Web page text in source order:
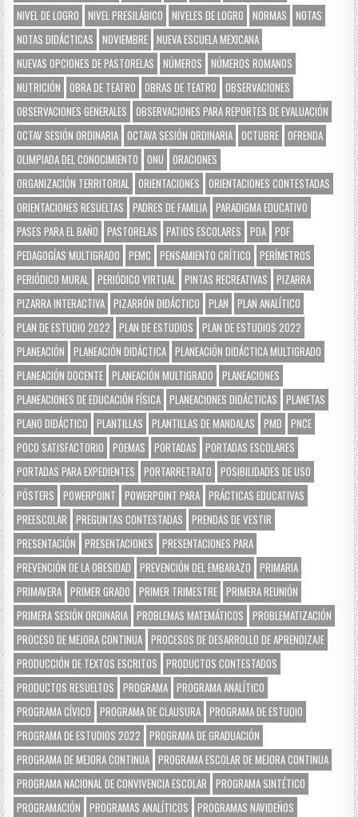
NIVEL DE LOGRO NIVEL PRESILÁBICO NIVELES DE LOGRO NORMAS
NOTAS
NOTAS DIDÁCTICAS
NOVIEMBRE NUEVA ESCUELA MEXICANA
NUEVAS OPCIONES DE PASTORELAS
NÚMEROS
NÚMEROS ROMANOS
NUTRICIÓN
OBRA DE TEATRO OBRAS DE TEATRO
OBSERVACIONES
OBSERVACIONES GENERALES
OBSERVACIONES PARA REPORTES DE EVALUACIÓN
OCTAV SESIÓN ORDINARIA OCTAVA SESIÓN ORDINARIA OCTUBRE OFRENDA
OLIMPIADA DEL CONOCIMIENTO
ONU
ORACIONES
ORGANIZACIÓN TERRITORIAL ORIENTACIONES
ORIENTACIONES CONTESTADAS
ORIENTACIONES RESUELTAS
PADRES DE FAMILIA PARADIGMA EDUCATIVO
PASES PARA EL BAÑO
PASTORELAS PATIOS ESCOLARES PDA PDF
PEDAGOGÍAS MULTIGRADO
PEMC PENSAMIENTO CRÍTICO
PERÍMETROS
PERIÓDICO MURAL PERIÓDICO VIRTUAL PINTAS RECREATIVAS
PIZARRA
PIZARRA INTERACTIVA PIZARRÓN DIDÁCTICO PLAN
PLAN ANALÍTICO
PLAN DE ESTUDIO 2022
PLAN DE ESTUDIOS
PLAN DE ESTUDIOS 2022
PLANEACIÓN
PLANEACIÓN DIDÁCTICA PLANEACIÓN DIDÁCTICA MULTIGRADO
PLANEACIÓN DOCENTE PLANEACIÓN MULTIGRADO
PLANEACIONES
PLANEACIONES DE EDUCACIÓN FÍSICA PLANEACIONES DIDÁCTICAS
PLANETAS
PLANO DIDÁCTICO
PLANTILLAS PLANTILLAS DE MANDALAS PMD
PNCE
POCO SATISFACTORIO
POEMAS PORTADAS
PORTADAS ESCOLARES
PORTADAS PARA EXPEDIENTES
PORTARRETRATO
POSIBILIDADES DE USO
PÓSTERS
POWERPOINT POWERPOINT PARA PRÁCTICAS EDUCATIVAS
PREESCOLAR
PREGUNTAS CONTESTADAS
PRENDAS DE VESTIR
PRESENTACIÓN
PRESENTACIONES
PRESENTACIONES PARA
PREVENCIÓN DE LA OBESIDAD
PREVENCIÓN DEL EMBARAZO
PRIMARIA
PRIMAVERA PRIMER GRADO PRIMER TRIMESTRE PRIMERA REUNIÓN
PRIMERA SESIÓN ORDINARIA PROBLEMAS MATEMÁTICOS
PROBLEMATIZACIÓN
PROCESO DE MEJORA CONTINUA PROCESOS DE DESARROLLO DE APRENDIZAJE
PRODUCCIÓN DE TEXTOS ESCRITOS
PRODUCTOS CONTESTADOS
PRODUCTOS RESUELTOS
PROGRAMA PROGRAMA ANALÍTICO
PROGRAMA CÍVICO
PROGRAMA DE CLAUSURA PROGRAMA DE ESTUDIO
PROGRAMA DE ESTUDIOS 2022
PROGRAMA DE GRADUACIÓN
PROGRAMA DE MEJORA CONTINUA PROGRAMA ESCOLAR DE MEJORA CONTINUA
PROGRAMA NACIONAL DE CONVIVENCIA ESCOLAR
PROGRAMA SINTÉTICO
PROGRAMACIÓN
PROGRAMAS ANALÍTICOS
PROGRAMAS NAVIDEÑOS